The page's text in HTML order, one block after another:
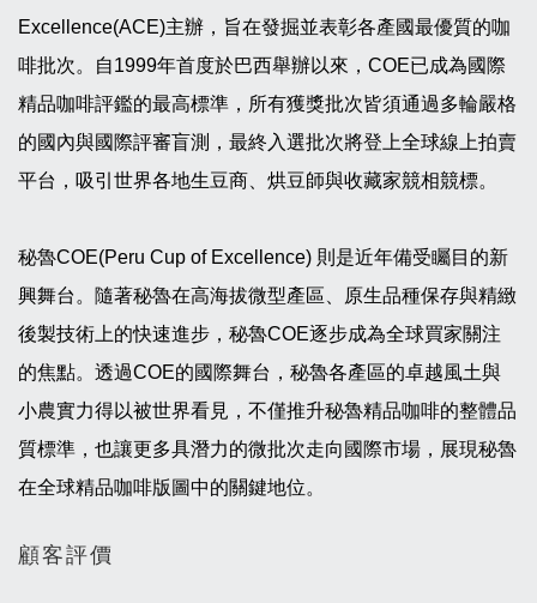
Excellence(ACE)主辦，旨在發掘並表彰各產國最優質的咖
啡批次。自1999年首度於巴西舉辦以來，COE已成為國際
精品咖啡評鑑的最高標準，所有獲獎批次皆須通過多輪嚴格
的國內與國際評審盲測，最終入選批次將登上全球線上拍賣
平台，吸引世界各地生豆商、烘豆師與收藏家競相競標。
秘魯COE(Peru Cup of Excellence) 則是近年備受矚目的新
興舞台。隨著秘魯在高海拔微型產區、原生品種保存與精緻
後製技術上的快速進步，秘魯COE逐步成為全球買家關注
的焦點。透過COE的國際舞台，秘魯各產區的卓越風土與
小農實力得以被世界看見，不僅推升秘魯精品咖啡的整體品
質標準，也讓更多具潛力的微批次走向國際市場，展現秘魯
在全球精品咖啡版圖中的關鍵地位。
顧客評價